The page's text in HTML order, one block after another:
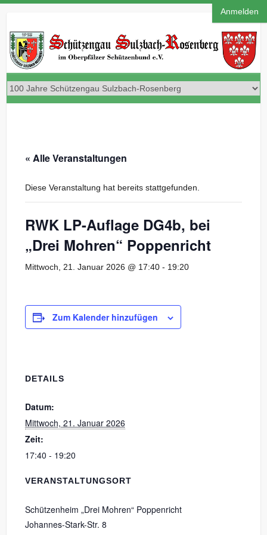
Anmelden
« Alle Veranstaltungen
Diese Veranstaltung hat bereits stattgefunden.
RWK LP-Auflage DG4b, bei
„Drei Mohren“ Poppenricht
Mittwoch, 21. Januar 2026 @ 17:40- 19:20
Zum Kalender hinzufügen
DETAILS
Datum:
Mittwoch, 21. Januar 2026
Zeit:
17:40 - 19:20
VERANSTALTUNGSORT
Schützenheim „Drei Mohren“ Poppenricht
Johannes-Stark-Str. 8